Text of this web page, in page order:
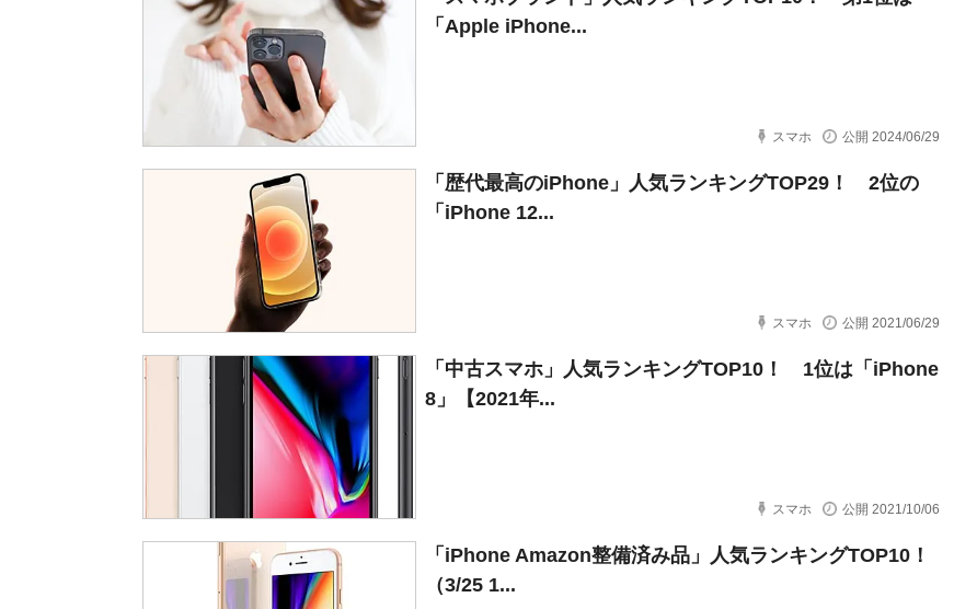
「Apple iPhone...
スマホ 公開 2024/06/29
「歴代最高のiPhone」人気ランキングTOP29！ 2位の
「iPhone 12...
スマホ 公開 2021/06/29
「中古スマホ」人気ランキングTOP10！ 1位は「iPhone
8」【2021年...
スマホ 公開 2021/10/06
「iPhone Amazon整備済み品」人気ランキングTOP10！
（3/25 1...